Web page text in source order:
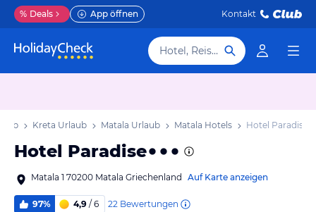
% Deals App öffnen Kontakt
Hotel, Reiseziel
Kreta Urlaub Matala Urlaub Matala Hotels Hotel Paradise
Hotel Paradise
Matala 1 70200 Matala Griechenland Auf Karte anzeigen
97% 4,9 / 6 22 Bewertungen